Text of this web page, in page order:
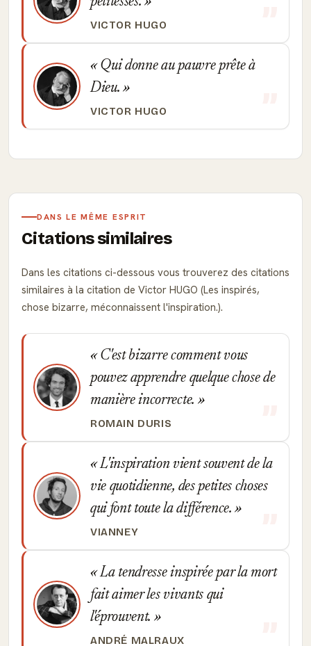
VICTOR HUGO
Qui donne au pauvre prête à
Dieu.
VICTOR HUGO
DANS LE MÊME ESPRIT
Citations similaires
Dans les citations ci-dessous vous trouverez des citations
similaires à la citation de Victor HUGO (Les inspirés,
chose bizarre, méconnaissent l'inspiration.).
C'est bizarre comment vous
pouvez apprendre quelque chose de
manière incorrecte.
ROMAIN DURIS
L'inspiration vient souvent de la
vie quotidienne, des petites choses
qui font toute la différence.
VIANNEY
La tendresse inspirée par la mort
fait aimer les vivants qui
l'éprouvent.
ANDRÉ MALRAUX